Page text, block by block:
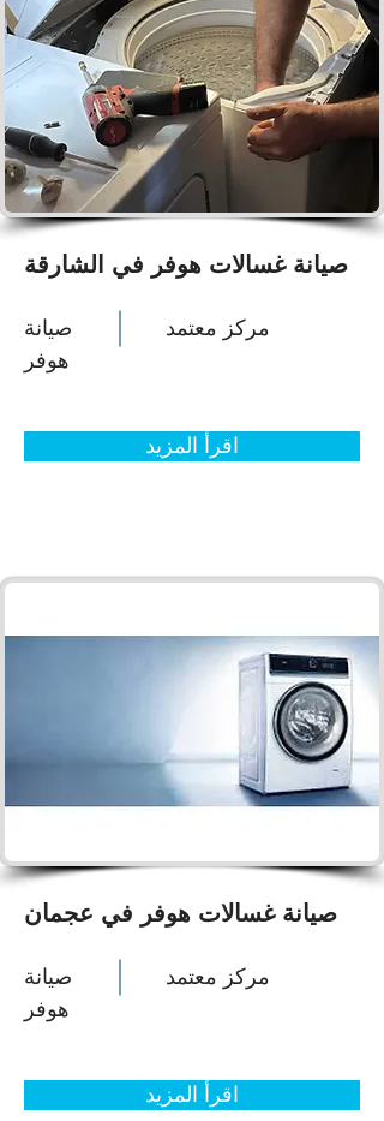
صيانة غسالات هوفر في الشارقة
صيانة
هوفر
مركز معتمد
اقرأ المزيد
صيانة غسالات هوفر في عجمان
صيانة
هوفر
مركز معتمد
اقرأ المزيد